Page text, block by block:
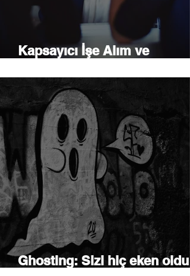
Kapsayıcı İşe Alım ve
Ghosting: Sizi hiç eken oldu